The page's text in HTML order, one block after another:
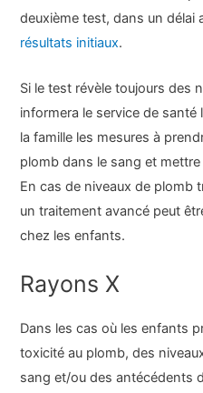
deuxième test, dans un délai
résultats initiaux.
Si le test révèle toujours des
informera le service de santé
la famille les mesures à
plomb dans le sang et
En cas de niveaux de plomb
un traitement avancé peut
chez les enfants.
Rayons X
Dans les cas où les enfants
toxicité au plomb, des
sang et/ou des antécédents